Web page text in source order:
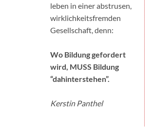
leben in einer abstrusen,
wirklichkeitsfremden
Gesellschaft, denn:
Wo Bildung gefordert
wird, MUSS Bildung
“dahinterstehen”.
Kerstin Panthel